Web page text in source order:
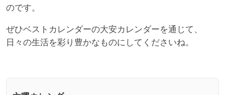
のです。
ぜひベストカレンダーの大安カレンダーを通じて、
日々の生活を彩り豊かなものにしてくださいね。